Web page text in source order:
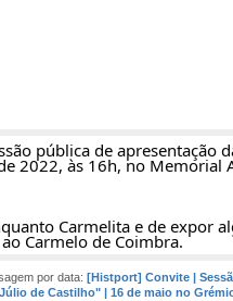
pública de apresentação
2022, às 16h, no Memorial
Carmelita e de expor
Carmelo de Coimbra.
por data: [Histport] Convite |
de Castilho" | 16 de maio no